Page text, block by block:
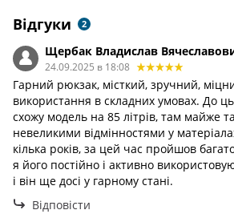
Відгуки 2
Щербак Владислав
24.09.2025 в 18:08
Гарний рюкзак, місткий, зручний,
використання в складних умовах. До
схожу модель на 85 літрів, там майже
невеликими відмінностями у
кілька років, за цей час пройшов
я його постійно і активно
і він ще досі у гарному стані.
Відповісти